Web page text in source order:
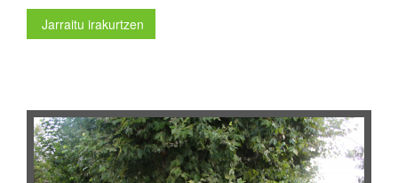
Jarraitu irakurtzen